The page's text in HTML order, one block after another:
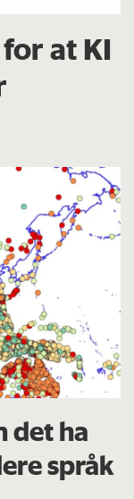
at KI
det ha
språk